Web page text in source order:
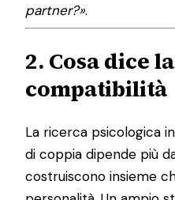
partner?».
2. Cosa dice
compatibilità
La ricerca psicologica
di coppia dipende più
costruiscono insieme